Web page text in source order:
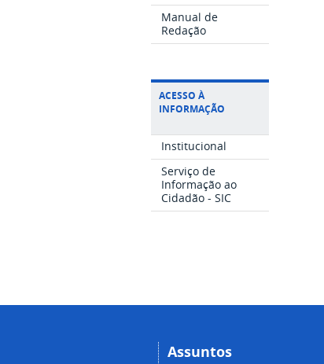
Manual de
Redação
ACESSO À
INFORMAÇÃO
Institucional
Serviço de
Informação ao
Cidadão - SIC
Assuntos